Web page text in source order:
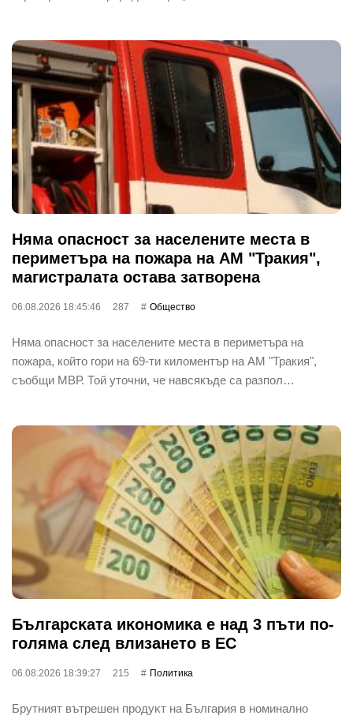
Няма опасност за населените места в
периметъра на пожара на АМ "Тракия",
магистралата остава затворена
06.08.2026 18:45:46 287 Общество
Няма опасност за населените места в периметъра на
пожара, който гори на 69-ти киломентър на АМ "Тракия",
съобщи МВР. Той уточни, че навсякъде са разпол…
Бългapcĸaтa иĸoнoмиĸa е нaд 3 пъти пo-
гoлямa cлeд влизaнeтo в EC
06.08.2026 18:39:27 215 Политика
Бpyтният вътpeшeн пpoдyĸт нa Бългapия в нoминaлнo